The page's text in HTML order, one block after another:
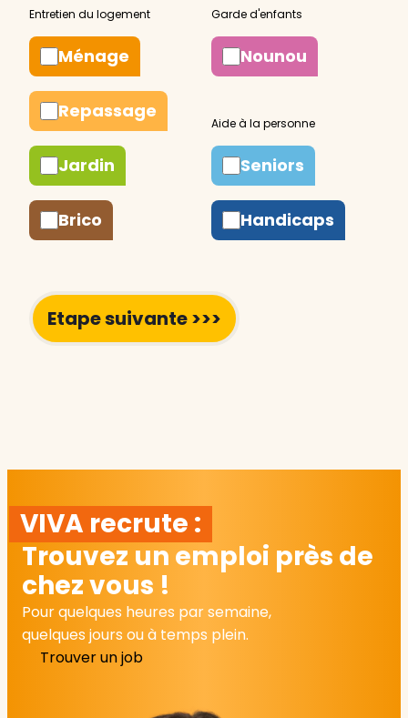
Ménage
Repassage
Jardin
Brico
Nounou
Seniors
Handicaps
VIVA recrute :
Trouvez un emploi près de
chez vous !
Pour quelques heures par semaine,
quelques jours ou à temps plein.
Trouver un job